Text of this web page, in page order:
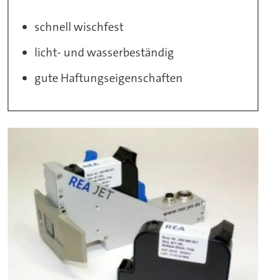
schnell wischfest
licht- und wasserbeständig
gute Haftungseigenschaften